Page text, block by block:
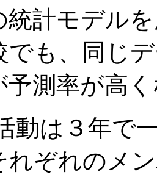
統計モデル
でも、同じ
予測率が高
は３年で
れぞれのメ